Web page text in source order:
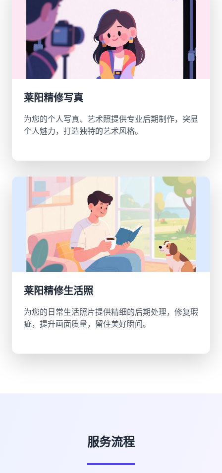
莱阳精修写真
为您的个人写真、艺术照提供专业后期制作，突显
个人魅力，打造独特的艺术风格。
莱阳精修生活照
为您的日常生活照片提供精细的后期处理，修复瑕
疵，提升画面质量，留住美好瞬间。
服务流程